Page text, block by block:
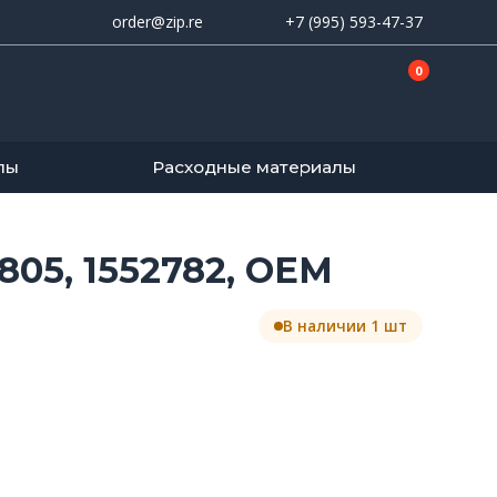
order@zip.re +7 (995) 593-47-37
0
Расходные материалы
1552782, OEM
В наличии 1 шт